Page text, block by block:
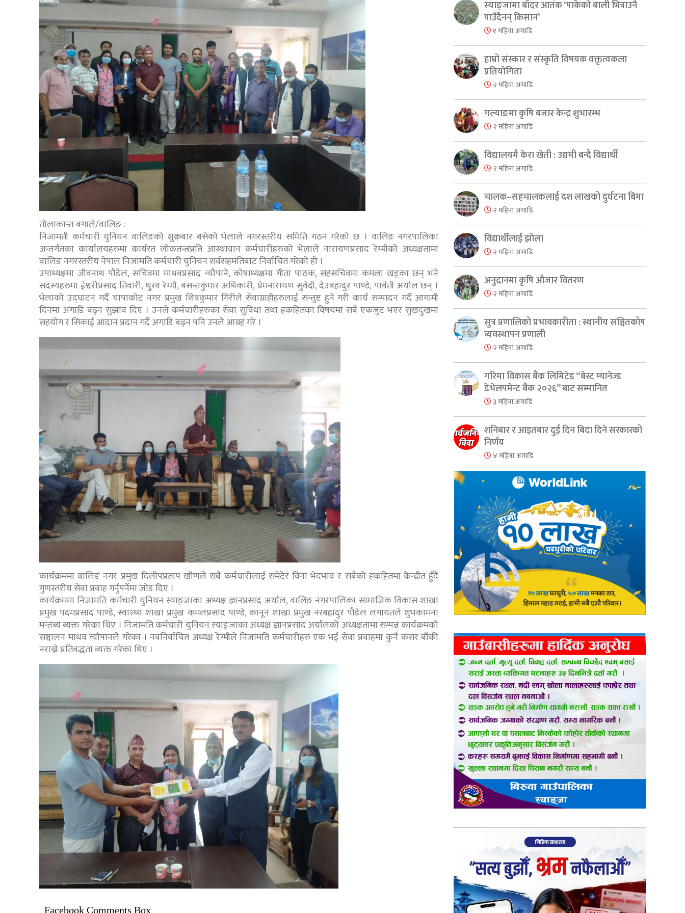
तोलाकान्त बगाले/वालिङ :
निजामती कर्मचारी युनियन वालिङको शुक्रबार बसेको भेलाले नगरस्तरीय समिति गठन गरेको छ । वालिङ नगरपालिका
अन्तर्गतका कार्यालयहरुमा कार्यरत लोकतन्त्रप्रति आस्थावान कर्मचारीहरुको भेलाले नारायणप्रसाद रेग्मीको अध्यक्षतामा
वालिङ नगरस्तरीय नेपाल निजामति कर्मचारी युनियन सर्वसहमतिबाट निर्वाचित गरेको हो ।
उपाध्यक्षमा जीवनाथ पौडेल, सचिवमा माधवप्रसाद न्यौपाने, कोषाध्यक्षमा गीता पाठक, सहसचिवमा कमला खड्का छन् भने
सदस्यहरुमा ईश्वरीप्रसाद तिवारी, धु्रव रेग्मी, बसन्तकुमार अधिकारी, प्रेमनारायण सुवेदी, देउबहादुर पाण्डे, पार्वती अर्याल छन् ।
भेलाको उद्घाटन गर्दै चापाकोट नगर प्रमुख शिवकुमार गिरीले सेवाग्राहीहरुलाई सन्तुष्ट हुने गरी कार्य सम्पादन गर्दै आगामी
दिनमा अगाडि बढ्न सुझाव दिए । उनले कर्मचारीहरुका सेवा सुविधा तथा हकहितका विषयमा सबै एकजुट भएर सुखदुखमा
सहयोग र सिकाई आदान प्रदान गर्दै अगाडि बढ्न पनि उनले आग्रह गरे ।
कार्यक्रममा वालिङ नगर प्रमुख दिलीपप्रताप खाँणले सबै कर्मचारीलाई समेटेर विना भेदभाव र सबैको हकहितमा केन्द्रीत हुँदै
गुणस्तरीय सेवा प्रवाह गर्नुपर्नेमा जोड दिए ।
कार्यक्रममा निजामति कर्मचारी युनियन स्याङ्जाका अध्यक्ष ज्ञानप्रसाद अर्याल, वालिङ नगरपालिका सामाजिक विकास शाखा
प्रमुख पदमप्रसाद पाण्डे, स्वास्थ्य शाखा प्रमुख कमलप्रसाद पाण्डे, कानून शाखा प्रमुख नरबहादुर पौडेल लगायतले शुभकामना
मन्तब्य ब्यक्त गरेका थिए । निजामति कर्मचारी युनियन स्याङ्जाका अध्यक्ष ज्ञानप्रसाद अर्यालको अध्यक्षतामा सम्पन्न कार्यक्रमको
सञ्चालन माधव न्यौपानले गरेका । नवनिर्वाचित अध्यक्ष रेग्मीले निजामति कर्मचारीहरु एक भई सेवा प्रवाहमा कुनै कसर बाँकी
नराख्ने प्रतिवद्धता व्यक्त गरेका थिए ।
Facebook Comments Box
स्याङ्जामा बाँदर आतंक ‘पाकेको बाली भित्राउनै
पाउँदैनन् किसान’
१ महिना अगाडि
हाम्रो संस्कार र संस्कृति विषयक वक्तृत्वकला
प्रतियोगिता
२ महिना अगाडि
गल्याङमा कृषि बजार केन्द्र शुभारम्भ
२ महिना अगाडि
विद्यालयमै केरा खेती : उद्यमी बन्दै विद्यार्थी
२ महिना अगाडि
चालक–सहचालकलाई दश लाखको दुर्घटना बिमा
२ महिना अगाडि
विद्यार्थीलाई झोला
२ महिना अगाडि
अनुदानमा कृषि औजार वितरण
२ महिना अगाडि
सुत्र प्रणालिको प्रभावकारीता : स्थानीय सञ्चितकोष
व्यवस्थापन प्रणाली
२ महिना अगाडि
गरिमा विकास बैंक लिमिटेड “बेस्ट म्यानेज्ड
डेभेलपमेन्ट बैंक २०२६” बाट सम्मानित
३ महिना अगाडि
शनिबार र आइतबार दुई दिन बिदा दिने सरकारको
निर्णय
४ महिना अगाडि